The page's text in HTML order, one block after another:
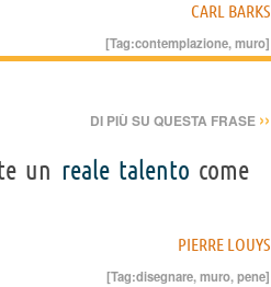
CARL BARKS
[Tag:contemplazione,muro]
DI PIÙ SU QUESTA FRASE ››
un reale talento come
PIERRE LOUYS
[Tag:disegnare,muro,pene]